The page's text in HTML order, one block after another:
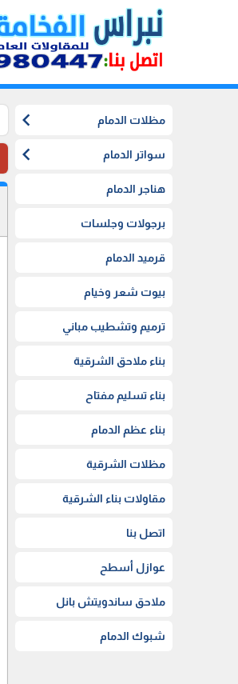
مظلات الدمام chevron_left
سواتر الدمام chevron_left
هناجر الدمام
برجولات وجلسات
قرميد الدمام
بيوت شعر وخيام
ترميم وتشطيب مباني
بناء ملاحق الشرقية
بناء تسليم مفتاح
بناء عظم الدمام
مظلات الشرقية
مقاولات بناء الشرقية
اتصل بنا
عوازل أسطح
ملاحق ساندويتش بانل
شبوك الدمام